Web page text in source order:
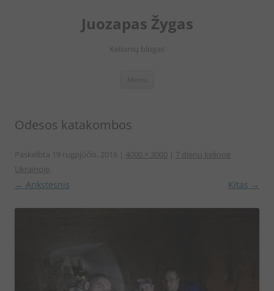
Juozapas Žygas
Kelionių blogas
Odesos katakombos
Paskelbta 19 rugpjūčio, 2016 | 4000 × 3000 | 7 dienų kelionė
Ukrainoje.
← Ankstesnis Kitas →